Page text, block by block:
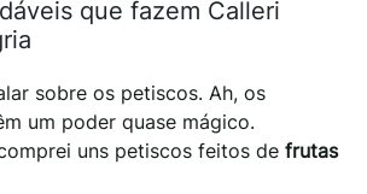
que fazem Calleri
sobre os petiscos. Ah, os
um poder quase mágico.
uns petiscos feitos de frutas